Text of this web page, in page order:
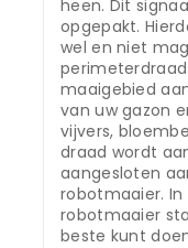
heen. Dit
opgepakt.
wel en niet
maaigebied
van uw gazon
vijvers,
draad wordt
aangesloten
robotmaaier.
robotmaaier
beste kunt